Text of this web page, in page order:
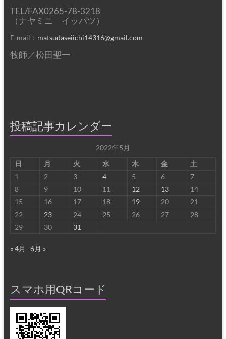
TEL/FAX0265-78-3218
（ナヤミニ イッパツ）
E-mail： matsudaseiichi14316@gmail.com
牧師／松田聖一
投稿記事カレンダー
2022年5月
日
月 火 水 木 金
土
1
2 3 4 5 6
7
8
9 10 11 12 13
14
15
16 17 18 19 20
21
22
23 24 25 26 27
28
29
30 31
« 4月 6月 »
スマホ用QRコード